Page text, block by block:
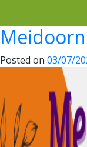
Posted on 03/07/